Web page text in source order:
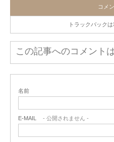
コメ
トラックバック
この記事へのコメント
名前
E-MAIL - 公開されません -